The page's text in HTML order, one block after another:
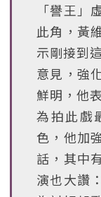
「譽王」
此角，黃
示剛接到
意見，強
鮮明，他
為拍此戲
色，他加
話，其中
演也大讚